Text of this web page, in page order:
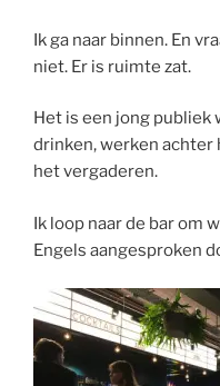
Ik ga naar binnen. En
niet. Er is ruimte zat.
Het is een jong publiek
drinken, werken achter
het vergaderen.
Ik loop naar de bar om
Engels aangesproken